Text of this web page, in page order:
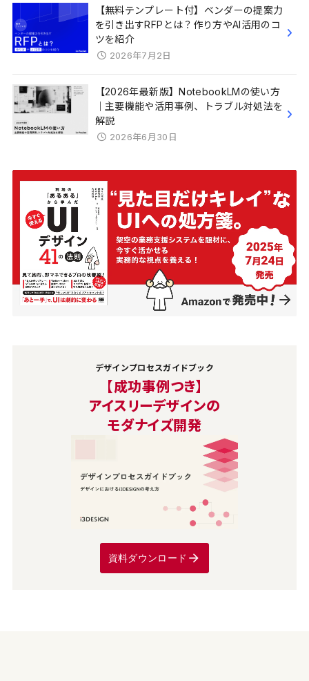
【無料テンプレート付】ベンダーの提案力
を引き出すRFPとは？作り方やAI活用のコ
ツを紹介
2026年7月2日
【2026年最新版】NotebookLMの使い方
｜主要機能や活用事例、トラブル対処法を
解説
2026年6月30日
デザインプロセスガイドブック
【成功事例つき】
アイスリーデザインの
モダナイズ開発
資料ダウンロード